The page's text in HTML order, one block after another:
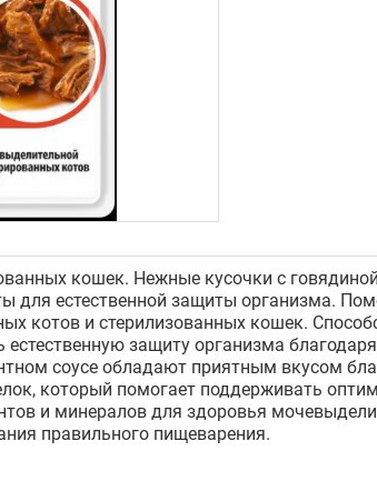
кошек. Нежные кусочки с
для естественной защиты организма.
котов и стерилизованных кошек.
защиту организма
соусе обладают приятным вкусом
который помогает поддерживать
и минералов для здоровья
правильного пищеварения.